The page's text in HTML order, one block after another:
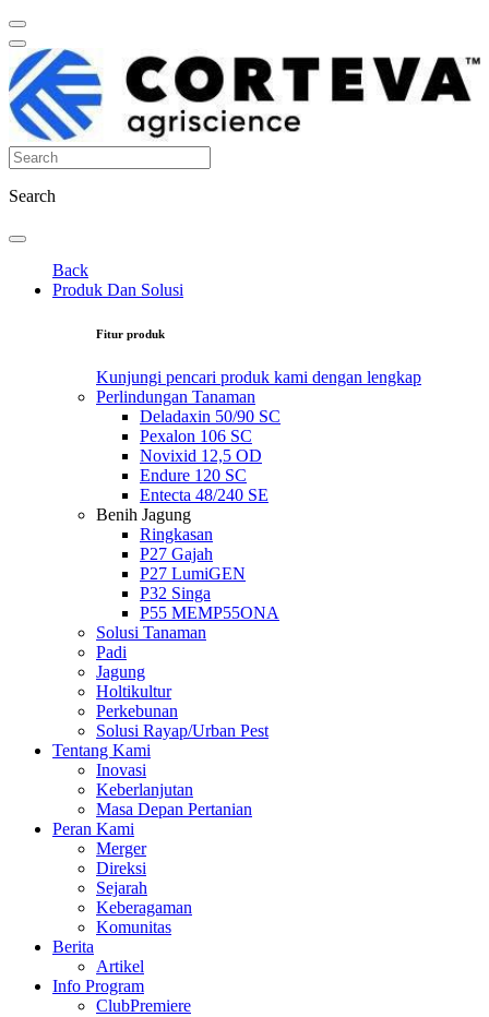
Search
Back
Produk Dan Solusi
Fitur produk
Kunjungi pencari produk kami dengan lengkap
Perlindungan Tanaman
Deladaxin 50/90 SC
Pexalon 106 SC
Novixid 12,5 OD
Endure 120 SC
Entecta 48/240 SE
Benih Jagung
Ringkasan
P27 Gajah
P27 LumiGEN
P32 Singa
P55 MEMP55ONA
Solusi Tanaman
Padi
Jagung
Holtikultur
Perkebunan
Solusi Rayap/Urban Pest
Tentang Kami
Inovasi
Keberlanjutan
Masa Depan Pertanian
Peran Kami
Merger
Direksi
Sejarah
Keberagaman
Komunitas
Berita
Artikel
Info Program
ClubPremiere